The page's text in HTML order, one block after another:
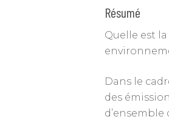
Résumé
Quelle est
Dans le
des